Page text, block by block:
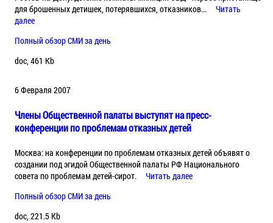
для брошенных детишек, потерявшихся, отказников...
Читать
далее
Полный обзор СМИ за день
doc, 461 Kb
6 Февраля 2007
Члены Общественной палаты выступят на пресс-
конференции по проблемам отказных детей
Москва: на конференции по проблемам отказных детей объявят о
создании под эгидой Общественной палаты РФ Национального
совета по проблемам детей-сирот.
Читать далее
Полный обзор СМИ за день
doc, 221.5 Kb